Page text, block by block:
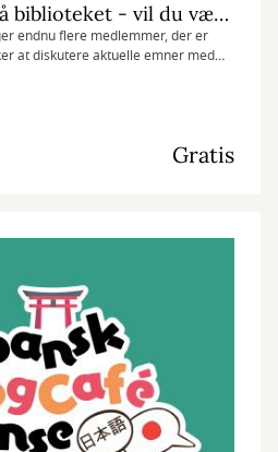
Faglig debatklub på biblioteket - vil du være med?
endnu flere medlemmer, der er
at diskutere aktuelle emner med
Gratis